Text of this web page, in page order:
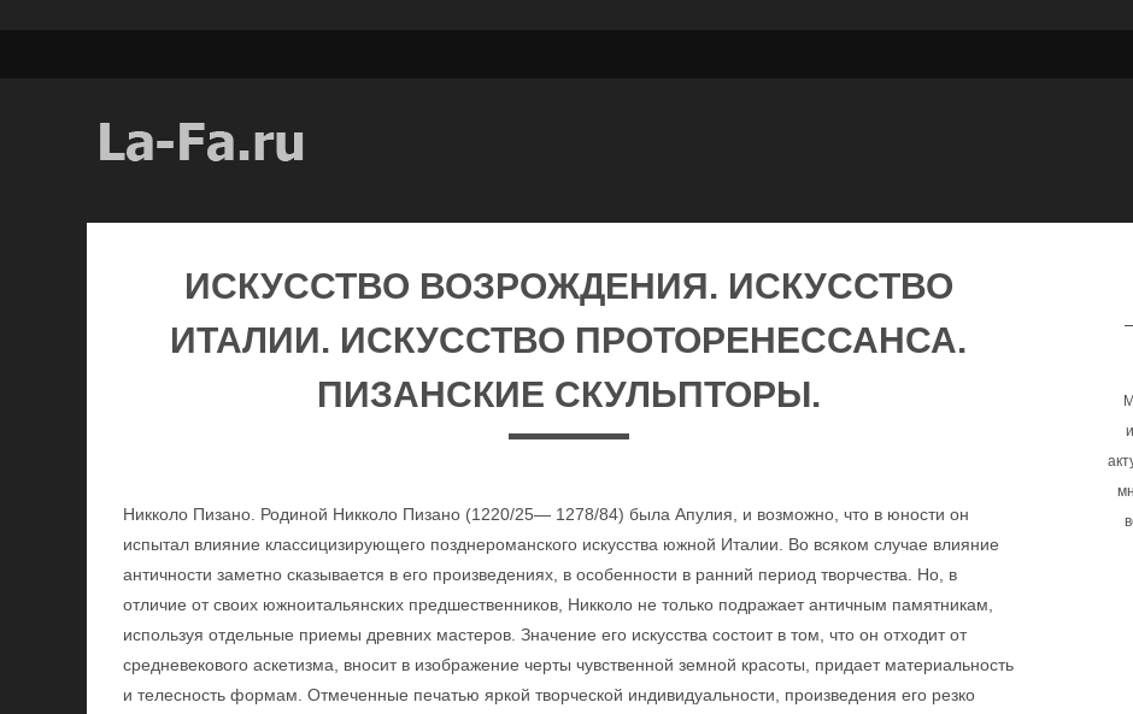
ИСКУССТВО ВОЗРОЖДЕНИЯ. ИСКУССТВО
ИТАЛИИ. ИСКУССТВО ПРОТОРЕНЕССАНСА.
ПИЗАНСКИЕ СКУЛЬПТОРЫ.
Никколо Пизано. Родиной Никколо Пизано (1220/25— 1278/84) была Апулия, и возможно, что в юности он
испытал влияние классицизирующего позднероманского искусства южной Италии. Во всяком случае влияние
античности заметно сказывается в его произведениях, в особенности в ранний период творчества. Но, в
отличие от своих южноитальянских предшественников, Никколо не только подражает античным памятникам,
используя отдельные приемы древних мастеров. Значение его искусства состоит в том, что он отходит от
средневекового аскетизма, вносит в изображение черты чувственной земной красоты, придает материальность
и телесность формам. Отмеченные печатью яркой творческой индивидуальности, произведения его резко